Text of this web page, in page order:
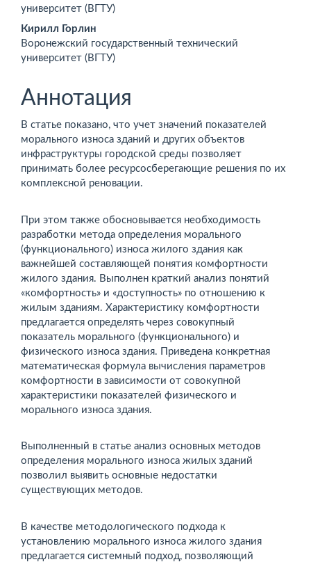
университет (ВГТУ)
Кирилл Горлин
Воронежский государственный технический
университет (ВГТУ)
Аннотация
В статье показано, что учет значений показателей
морально­го износа зданий и других объектов
инфраструктуры город­ской среды позволяет
принимать более ресурсосберегающие решения по их
комплексной реновации.
При этом также обосновывается необходимость
разработ­ки метода определения морального
(функционального) изно­са жилого здания как
важнейшей составляющей понятия ком­фортности
жилого здания. Выполнен краткий анализ понятий
«комфортность» и «доступность» по отношению к
жилым зда­ниям. Характеристику комфортности
предлагается опреде­лять через совокупный
показатель морального (функциональ­ного) и
физического износа здания. Приведена конкретная
математическая формула вычисления параметров
комфорт­ности в зависимости от совокупной
характеристики показате­лей физического и
морального износа здания.
Выполненный в статье анализ основных методов
определе­ния морального износа жилых зданий
позволил выявить ос­новные недостатки
существующих методов.
В качестве методологического подхода к
установлению мо­рального износа жилого здания
предлагается системный подход, позволяющий